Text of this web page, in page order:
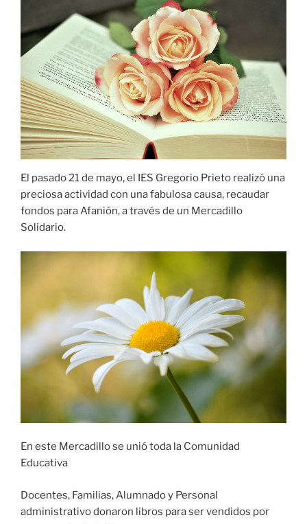
El pasado 21 de mayo, el IES Gregorio Prieto realizó una
preciosa actividad con una fabulosa causa, recaudar
fondos para Afanión, a través de un Mercadillo
Solidario.
En este Mercadillo se unió toda la Comunidad
Educativa
Docentes, Familias, Alumnado y Personal
administrativo donaron libros para ser vendidos por